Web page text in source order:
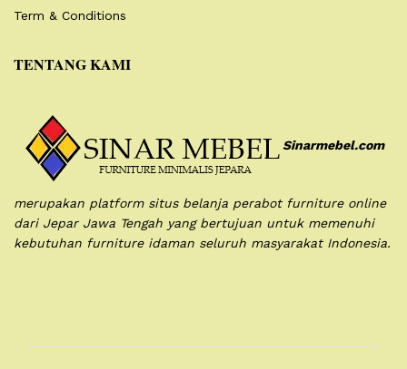
Term & Conditions
TENTANG KAMI
Sinarmebel.com
merupakan platform situs belanja perabot furniture online
dari Jepar Jawa Tengah yang bertujuan untuk memenuhi
kebutuhan furniture idaman seluruh masyarakat Indonesia.